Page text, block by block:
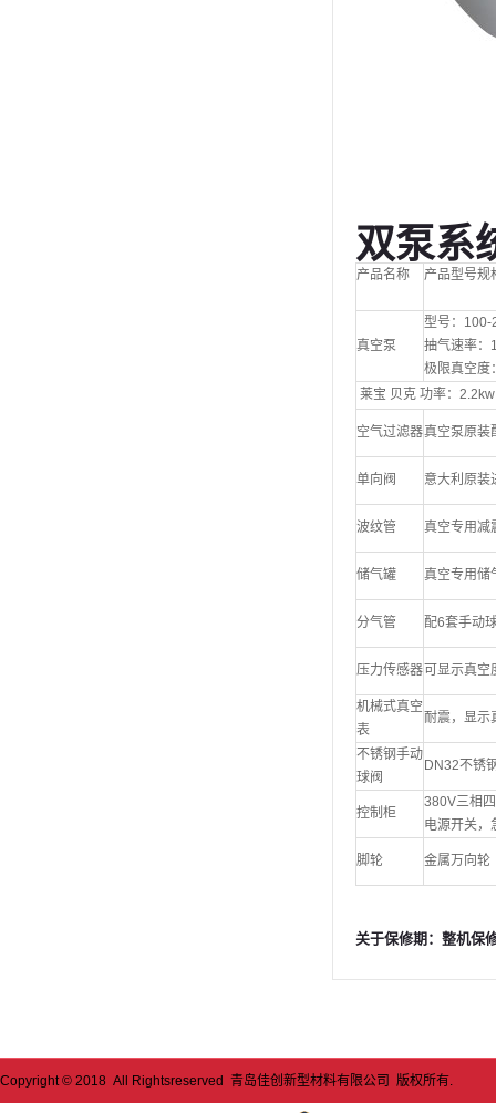
双泵系
产品名称 产品型号规
真空泵
型号：100-
抽气速率：
极限真空度
莱宝 贝克 功率：
空气过滤器真空泵原装
单向阀 意大利原装
波纹管 真空专用减
储气罐 真空专用储
分气管 配6套手动
压力传感器 可显示真空
机械式真空
表
耐震，显示
不锈钢手动
球阀
DN32不锈
控制柜
380V三相
电源开关，
脚轮 金属万向轮
关于保修期：整机保
Copyright © 2018 All Rightsreserved 青岛佳创新型材料有限公司 版权所有.